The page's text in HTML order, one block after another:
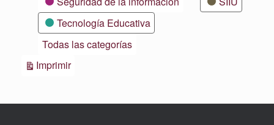
Tecnología Educativa
Todas las categorías
ImprimirVistas